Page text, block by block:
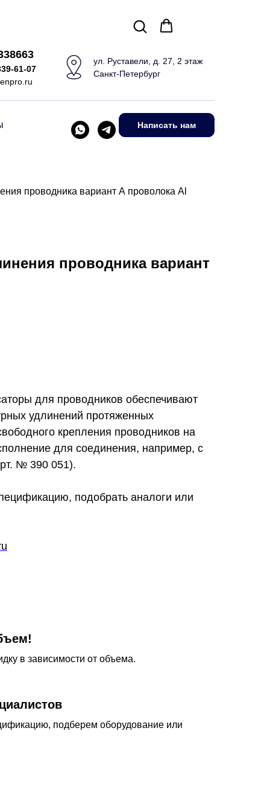
61-07
ул. Руставели, д. 27, 2 этаж
Санкт-Петербург
Написать нам
проводника вариант А проволока Al
проводника вариант
для проводников обеспечивают
удлинений протяженных
крепления проводников на
для соединения, например, с
№ 390 051).
подобрать аналоги или
в зависимости от объема.
подберем оборудование или